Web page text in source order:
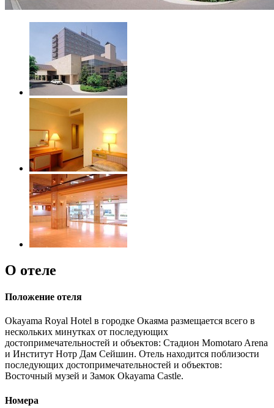
О отеле
Положение отеля
Okayama Royal Hotel в городке Окаяма размещается всего в
нескольких минутках от последующих
достопримечательностей и объектов: Стадион Momotaro Arena
и Институт Нотр Дам Сейшин. Отель находится поблизости
последующих достопримечательностей и объектов:
Восточный музей и Замок Okayama Castle.
Номера